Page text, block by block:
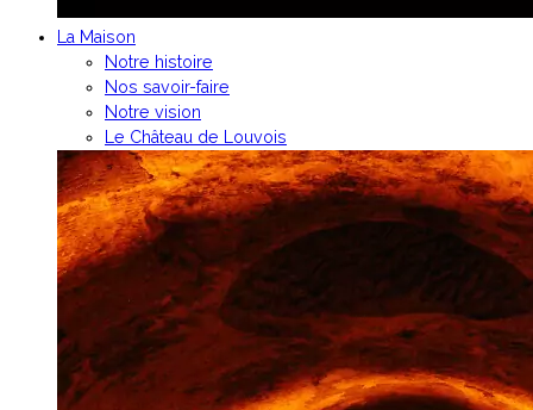
La Maison
Notre histoire
Nos savoir-faire
Notre vision
Le Château de Louvois